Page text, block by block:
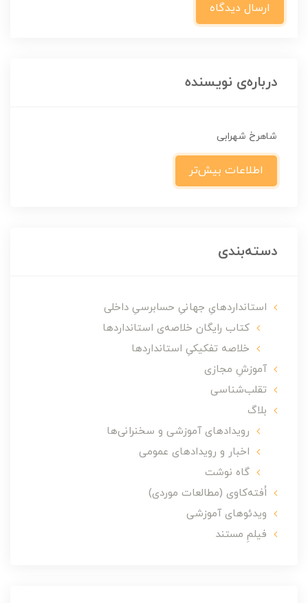
ارسال دیدگاه
درباره‌ی نویسنده
شاهرخ شهرابی
اطلاعات بیش‌تر
دسته‌بندی
استانداردهایِ جهانیِ حسابرسیِ داخلی
کتاب رایگان خلاصه‌ی استانداردها
خلاصه تفکیکیِ استانداردها
آموزشِ مجازی
تقلب‌شناسی
بلاگ
رویدادهای آموزشی و سخنرانی‌ها
اخبار و رویدادهای عمومی
گاه نوشت
اُفته‌کاوی (مطالعات موردی)
ویدئوهای آموزشی
فیلمِ مستند